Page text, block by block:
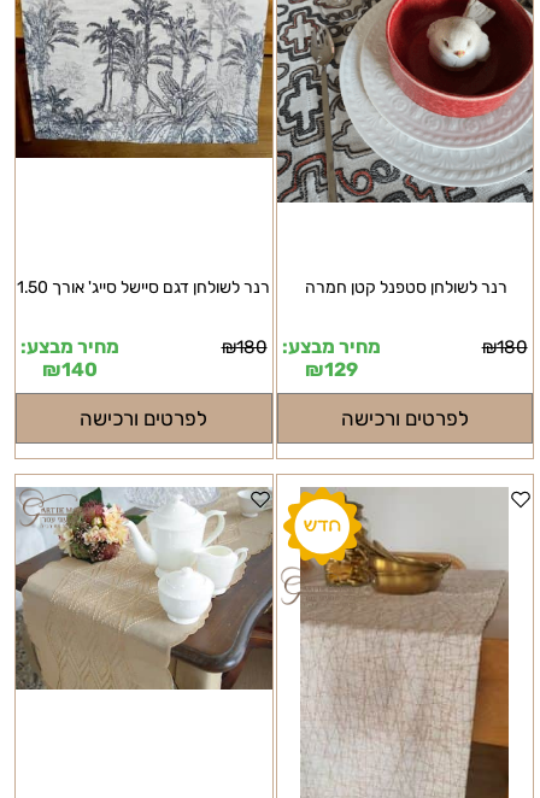
רנר לשולחן סטפנל קטן חמרה
₪180
מחיר מבצע:
₪129
לפרטים ורכישה
רנר לשולחן דגם סיישל סייג' אורך 1.50
₪180
מחיר מבצע:
₪140
לפרטים ורכישה